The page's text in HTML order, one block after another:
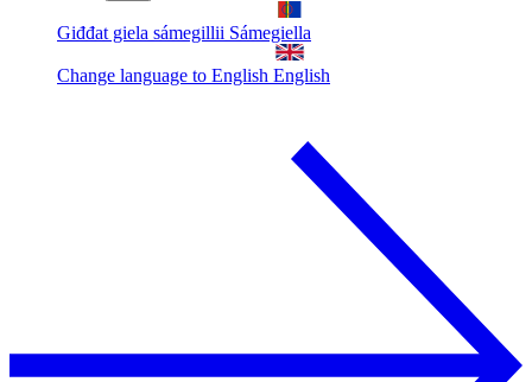
Giđđat giela sámegillii Sámegiella
Change language to English English